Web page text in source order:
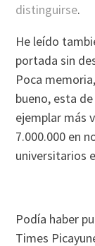
distinguirse.
He leído
portada sin
Poca
bueno, esta
ejemplar más
7.000.000 en
universitarios
Podía haber
Times